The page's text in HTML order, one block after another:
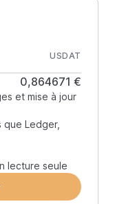
USDAT
0,864671 €
et mise à jour
que Ledger,
lecture seule